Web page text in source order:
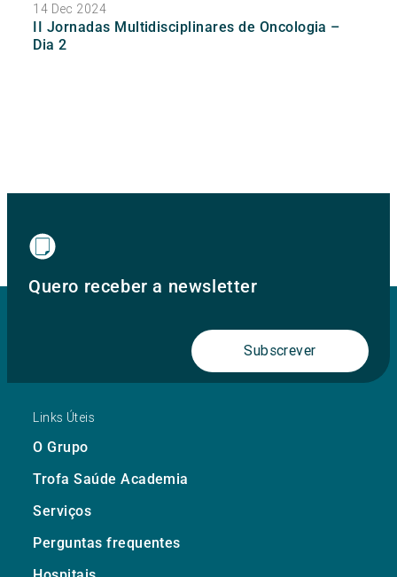
14 Dec 2024
II Jornadas Multidisciplinares de Oncologia –
Dia 2
Quero receber a newsletter
Subscrever
Links Úteis
O Grupo
Trofa Saúde Academia
Serviços
Perguntas frequentes